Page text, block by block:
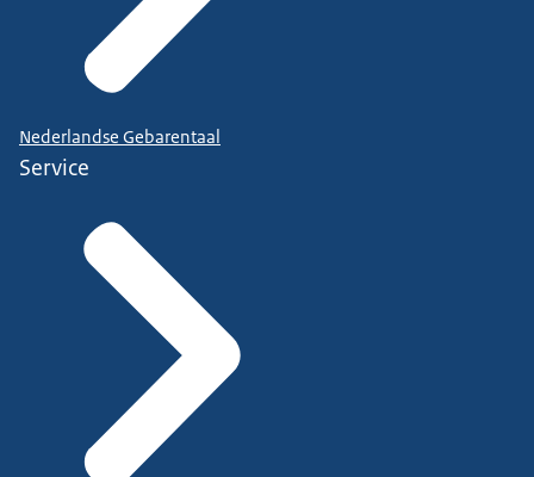
Nederlandse Gebarentaal
Service